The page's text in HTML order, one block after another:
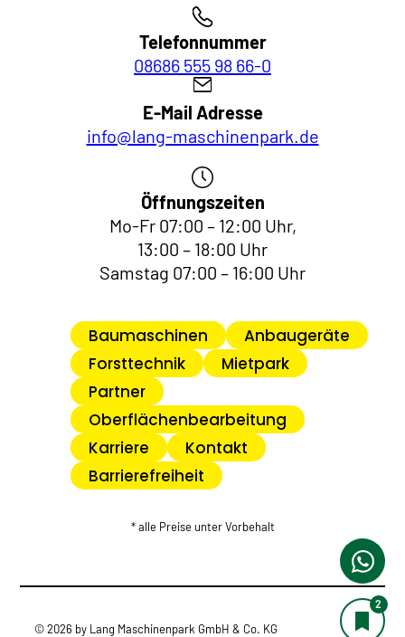
2
Telefonnummer
08686 555 98 66-0
E-Mail Adresse
info@lang-maschinenpark.de
Öffnungszeiten
Mo-Fr 07:00 – 12:00 Uhr,
13:00 – 18:00 Uhr
Samstag 07:00 – 16:00 Uhr
Baumaschinen
Anbaugeräte
Forsttechnik
Mietpark
Partner
Oberflächenbearbeitung
Karriere
Kontakt
Barrierefreiheit
* alle Preise unter Vorbehalt
© 2026 by Lang Maschinenpark GmbH & Co. KG